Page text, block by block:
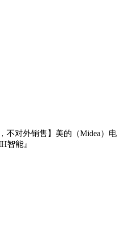
不对外销售】美的（Midea）电
智能』